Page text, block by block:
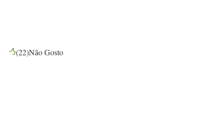
(22)Não Gosto